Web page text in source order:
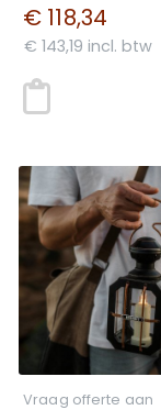
€ 118,34
€ 143,19 incl. btw
Vraag offerte aan